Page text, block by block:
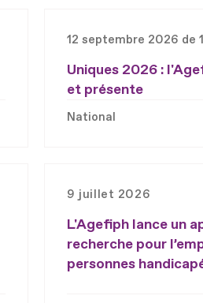
12 septembre 2026 de
Uniques 2026 :
et présente
National
9 juillet 2026
L'Agefiph lance un
recherche pour
personnes